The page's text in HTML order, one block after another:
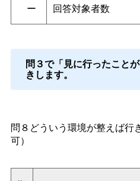
ー 回答対象者数
問３で「見に行ったこと
きします。
問８どういう環境が整えば行
可）